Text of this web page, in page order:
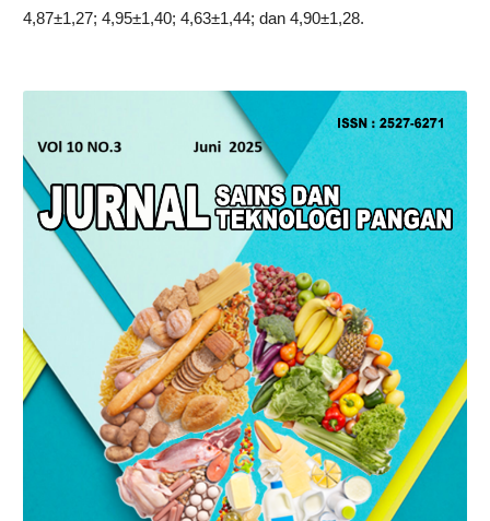
4,87±1,27; 4,95±1,40; 4,63±1,44; dan 4,90±1,28.